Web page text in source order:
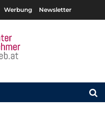
Werbung Newsletter